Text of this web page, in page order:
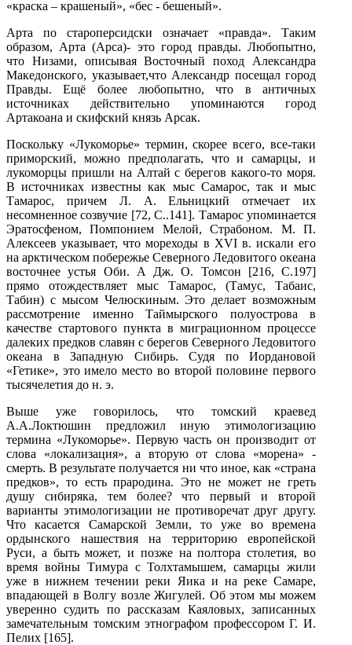
«краска – крашеный», «бес - бешеный».
Арта по староперсидски означает «правда». Таким
образом, Арта (Арса)- это город правды. Любопытно,
что Низами, описывая Восточный поход Александра
Македонского, указывает,что Александр посещал город
Правды. Ещё более любопытно, что в античных
источниках действительно упоминаются город
Артакоана и скифский князь Арсак.
Поскольку «Лукоморье» термин, скорее всего, все-таки
приморский, можно предполагать, что и самарцы, и
лукоморцы пришли на Алтай с берегов какого-то моря.
В источниках известны как мыс Самарос, так и мыс
Тамарос, причем Л. А. Ельницкий отмечает их
несомненное созвучие [72, С..141]. Тамарос упоминается
Эратосфеном, Помпонием Мелой, Страбоном. М. П.
Алексеев указывает, что мореходы в XVI в. искали его
на арктическом побережье Северного Ледовитого океана
восточнее устья Оби. А Дж. О. Томсон [216, С.197]
прямо отождествляет мыс Тамарос, (Тамус, Табаис,
Табин) с мысом Челюскиным. Это делает возможным
рассмотрение именно Таймырского полуострова в
качестве стартового пункта в миграционном процессе
далеких предков славян с берегов Северного Ледовитого
океана в Западную Сибирь. Судя по Иордановой
«Гетике», это имело место во второй половине первого
тысячелетия до н. э.
Выше уже говорилось, что томский краевед
А.А.Локтюшин предложил иную этимологизацию
термина «Лукоморье». Первую часть он производит от
слова «локализация», а вторую от слова «морена» -
смерть. В результате получается ни что иное, как «страна
предков», то есть прародина. Это не может не греть
душу сибиряка, тем более? что первый и второй
варианты этимологизации не противоречат друг другу.
Что касается Самарской Земли, то уже во времена
ордынского нашествия на территорию европейской
Руси, а быть может, и позже на полтора столетия, во
время войны Тимура с Толхтамышем, самарцы жили
уже в нижнем течении реки Яика и на реке Самаре,
впадающей в Волгу возле Жигулей. Об этом мы можем
уверенно судить по рассказам Каяловых, записанных
замечательным томским этнографом профессором Г. И.
Пелих [165].